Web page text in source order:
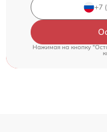
Нажимая на кнопку